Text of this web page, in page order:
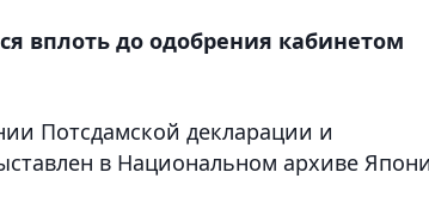
вплоть до одобрения кабинетом
Потсдамской декларации и
в Национальном архиве